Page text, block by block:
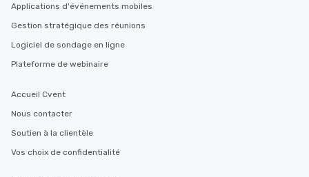
Applications d'événements mobiles
Gestion stratégique des réunions
Logiciel de sondage en ligne
Plateforme de webinaire
Accueil Cvent
Nous contacter
Soutien à la clientèle
Vos choix de confidentialité